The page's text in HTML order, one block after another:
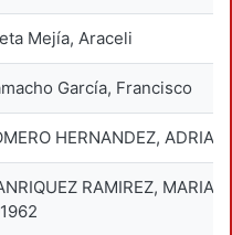
Mejía, Araceli
García, Francisco
HERNANDEZ,
RAMIREZ, MARIA